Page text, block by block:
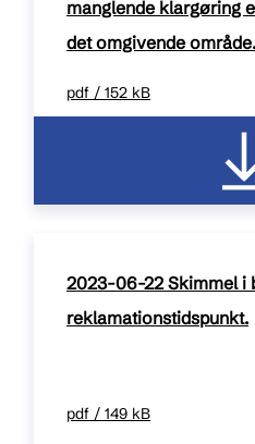
manglende klargøring
det omgivende område.
pdf / 152 kB
2023-06-22 Skimmel i
reklamationstidspunkt.
pdf / 149 kB